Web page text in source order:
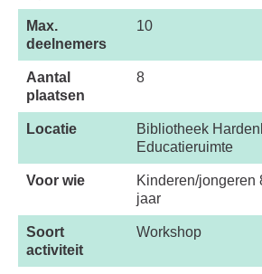
Max.
deelnemers
10
Aantal
plaatsen
8
Locatie
Bibliotheek
Educatieruimte
Voor wie
Kinderen/jongeren
jaar
Soort
activiteit
Workshop